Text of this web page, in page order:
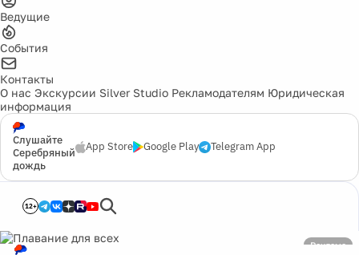
Ведущие
События
Контакты
О нас Экскурсии Silver Studio Рекламодателям Юридическая
информация
Слушайте
Серебряный
дождь
App Store Google Play Telegram App
12+
Реклама